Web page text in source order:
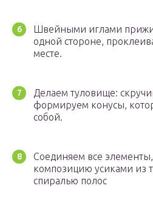
Швейными иглами
одной стороне,
месте.
Делаем туловище:
формируем конусы,
собой.
Соединяем все
композицию усиками из
спиралью полос